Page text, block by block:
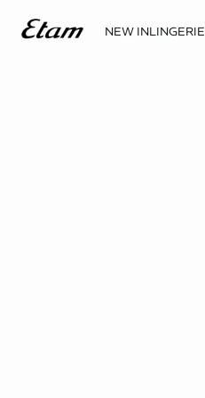
NEW INLINGERIE